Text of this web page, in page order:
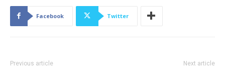
Facebook Twitter
Previous article Next article